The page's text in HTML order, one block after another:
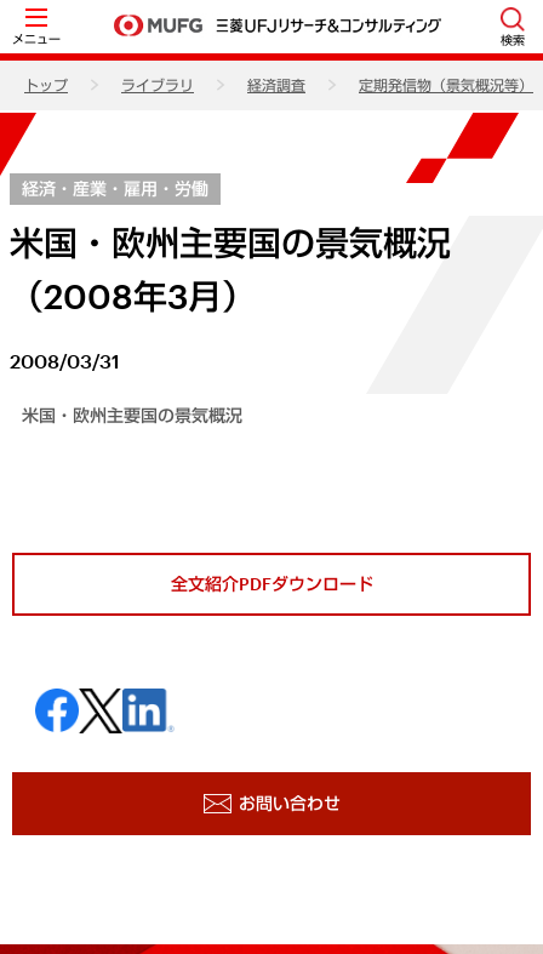
メニュー 検索
トップ ライブラリ 経済調査 定期発信物（景気概況等）
経済・産業・雇用・労働
米国・欧州主要国の景気概況
（2008年3月）
2008/03/31
米国・欧州主要国の景気概況
全文紹介PDFダウンロード
お問い合わせ